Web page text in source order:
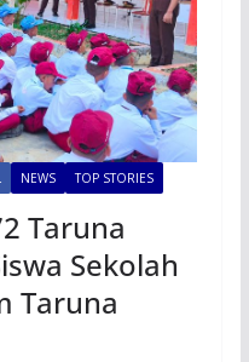
NEWS TOP STORIES
Taruna
Sekolah
Taruna